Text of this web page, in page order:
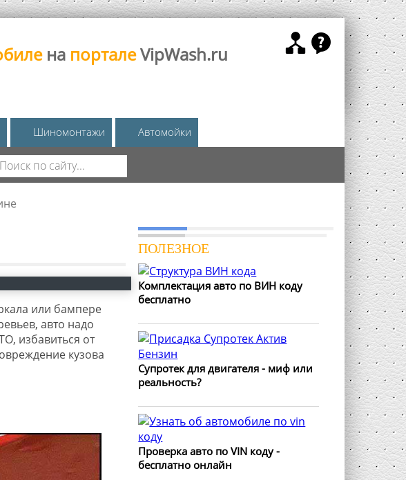
на порталеVipWash.ru
Шиномонтажи Автомойки
ПОИСКА
или бампере
авто надо
избавиться от
кузова
ПОЛЕЗНОЕ
Комплектация авто по ВИН коду
бесплатно
Супротек для двигателя - миф или
реальность?
Проверка авто по VIN коду -
бесплатно онлайн